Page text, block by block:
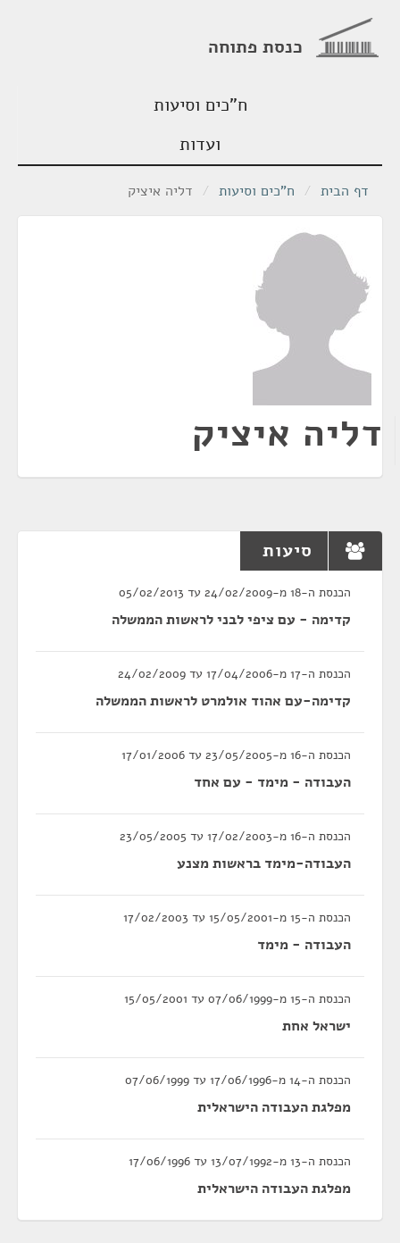
כנסת פתוחה
ח"כים וסיעות
ועדות
דף הבית / ח"כים וסיעות / דליה איציק
דליה איציק
סיעות
הכנסת ה-18 מ-24/02/2009 עד 05/02/2013
קדימה - עם ציפי לבני לראשות הממשלה
הכנסת ה-17 מ-17/04/2006 עד 24/02/2009
קדימה-עם אהוד אולמרט לראשות הממשלה
הכנסת ה-16 מ-23/05/2005 עד 17/01/2006
העבודה - מימד - עם אחד
הכנסת ה-16 מ-17/02/2003 עד 23/05/2005
העבודה-מימד בראשות מצנע
הכנסת ה-15 מ-15/05/2001 עד 17/02/2003
העבודה - מימד
הכנסת ה-15 מ-07/06/1999 עד 15/05/2001
ישראל אחת
הכנסת ה-14 מ-17/06/1996 עד 07/06/1999
מפלגת העבודה הישראלית
הכנסת ה-13 מ-13/07/1992 עד 17/06/1996
מפלגת העבודה הישראלית